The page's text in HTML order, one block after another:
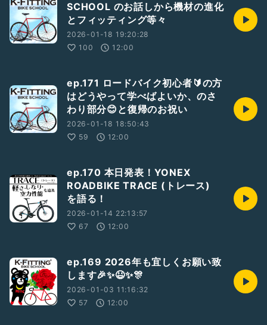
SCHOOL のお話しから機材の進化
とフィッティング等々
2026-01-18 19:20:28
100
12:00
ep.171 ロードバイク初心者🔰の方
はどうやって学べばよいか、のさ
わり部分😊と復帰のお祝い
2026-01-18 18:50:43
59
12:00
ep.170 本日発表！YONEX
ROADBIKE TRACE (トレース)
を語る！
2026-01-14 22:13:57
67
12:00
ep.169 2026年も宜しくお願い致
します🎉✨😆✨🎊
2026-01-03 11:16:32
57
12:00